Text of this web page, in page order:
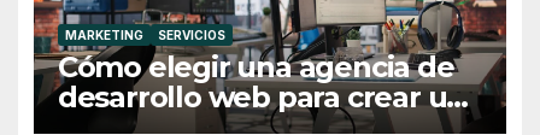
MARKETING SERVICIOS
Cómo elegir una agencia de
desarrollo web para crear una
web profesional y eficaz